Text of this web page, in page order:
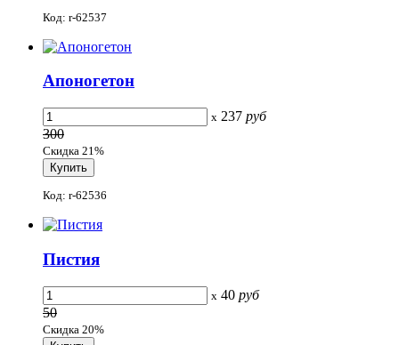
Код: r-62537
Апоногетон
x 237 руб
300
Скидка 21%
Код: r-62536
Пистия
x 40 руб
50
Скидка 20%